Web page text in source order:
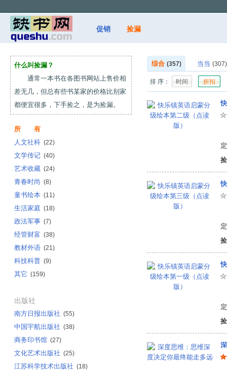
促销 捡漏
什么叫捡漏？
通常一本书在各图书网站上售价相
差无几，但总有些书某家的价格比别家
都便宜很多，下手捡之，是为捡漏。
所 有
人文社科 (22)
文学传记 (40)
艺术收藏 (24)
青春时尚 (8)
童书绘本 (11)
生活家庭 (18)
政法军事 (7)
经管财富 (38)
教材外语 (21)
科技科普 (9)
其它 (159)
出版社
南方日报出版社 (55)
中国宇航出版社 (38)
商务印书馆 (27)
文化艺术出版社 (25)
江苏科学技术出版社 (18)
综合 (357) 当当 (307)
排 序： 时间 折扣